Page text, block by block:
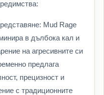
Mud Rage
в дълбока кал и
на агресивните си
предлага
прецизност и
с традиционните